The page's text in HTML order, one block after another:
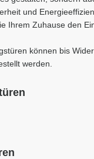
und
Ihrem Zuhause den
können bis
werden.